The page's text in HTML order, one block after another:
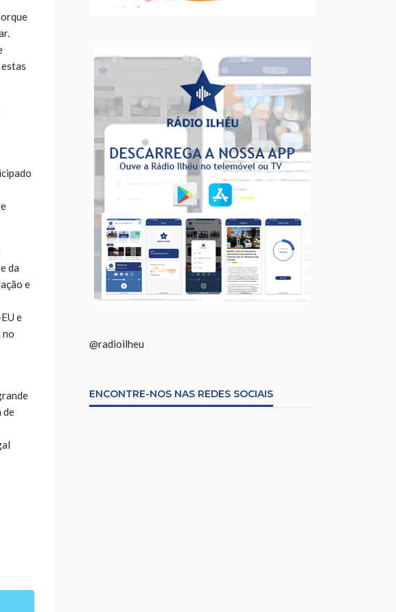
da
e
e
no
de
@radioilheu
ENCONTRE-NOS NAS REDES SOCIAIS